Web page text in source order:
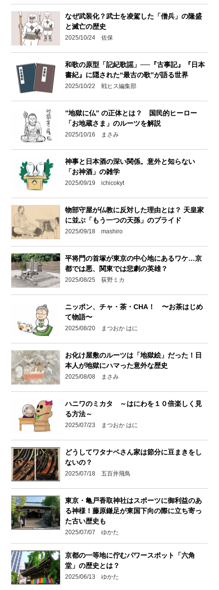
なぜ武装化？武士を凌駕した「僧兵」の隆盛
と滅亡の歴史
2025/10/24 佐保
和歌の原型「記紀歌謡」──『古事記』『日本
書紀』に隠された“最古の歌”が語る世界
2025/10/22 戦ヒス編集部
”地獄に仏” の正体とは？ 国民的ヒーロー
「お地蔵さま」のルーツを解説
2025/10/16 まさみ
神事と日本酒の深い関係。意外と知らない
「お神酒」の雑学
2025/09/19 ichicokyt
物部守屋が仏教に反対した理由とは？ 天皇家
に並ぶ「もう一つの天孫」のプライド
2025/09/18 mashiro
平将門の首塚が東京の中心地にあるワケ…京
都では悪、関東では悲劇の英雄？
2025/08/25 荻野ミカ
ニッポン、チャ・茶・CHA！ 〜お茶はじめ
て物語〜
2025/08/20 まつおか はに
お化け屋敷のルーツは「地獄絵」だった！日
本人が地獄にハマった意外な歴史
2025/08/08 まさみ
ハニワのミカタ ～はにわを１０倍楽しく見
る方法～
2025/07/23 まつおか はに
どうしてワタナベさん家は節分に豆まきをし
ないの？
2025/07/18 五百井飛鳥
東京・亀戸香取神社はスポーツに御利益のあ
る神様！藤原鎌足が東国下向の際に立ち寄っ
た古い歴史も
2025/07/07 ゆかた
京都の一等地に佇むパワースポット「六角
堂」の歴史とは？
2025/06/13 ゆかた